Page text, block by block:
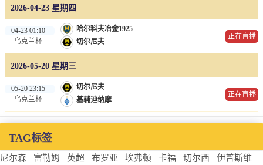
2026-04-23 星期四
04-23 01:10
乌克兰杯
哈尔科夫冶金1925
切尔尼夫
正在直播
2026-05-20 星期三
05-20 23:15
乌克兰杯
切尔尼夫
基辅迪纳摩
正在直播
TAG标签
尼尔森 富勒姆 英超 布罗亚 埃弗顿 卡福 切尔西 伊普斯维